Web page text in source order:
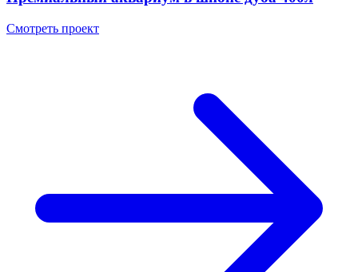
Смотреть проект